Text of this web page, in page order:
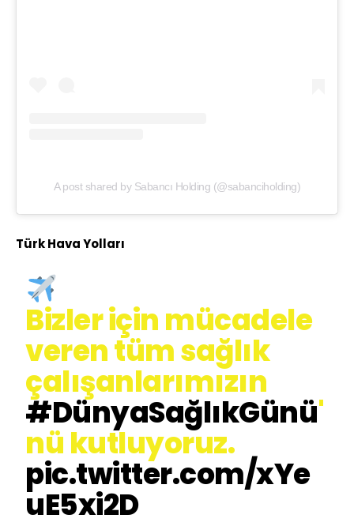
A post shared by Sabancı Holding (@sabanciholding)
Türk Hava Yolları
Bizler için mücadele
veren tüm sağlık
çalışanlarımızın
#DünyaSağlıkGünü'
nü kutluyoruz.
pic.twitter.com/xYe
uE5xi2D